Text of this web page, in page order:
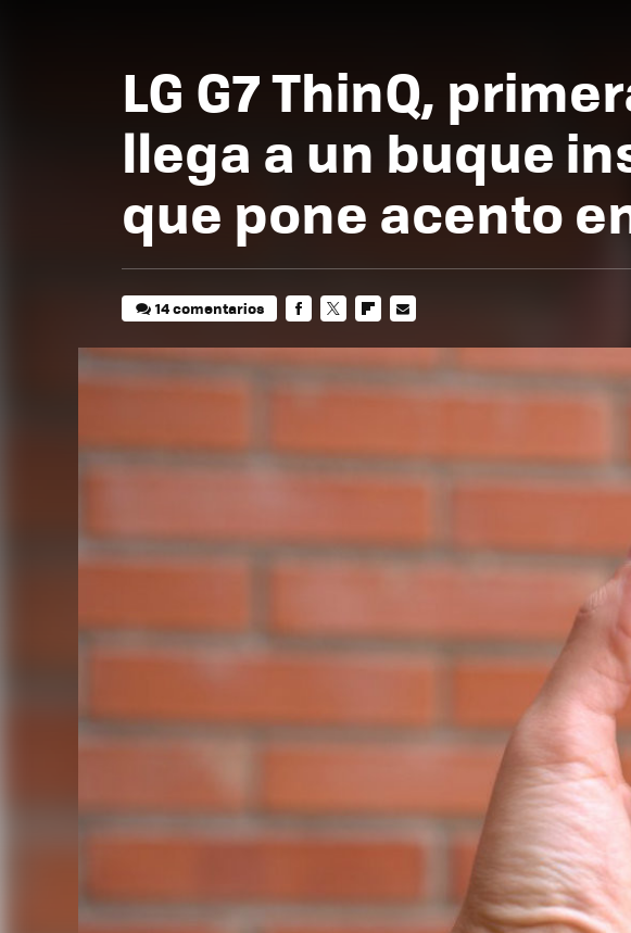
LG G7 ThinQ,
llega a un buque
que pone acento
14 comentarios
MAIL